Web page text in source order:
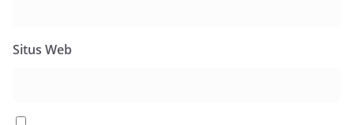
Situs Web